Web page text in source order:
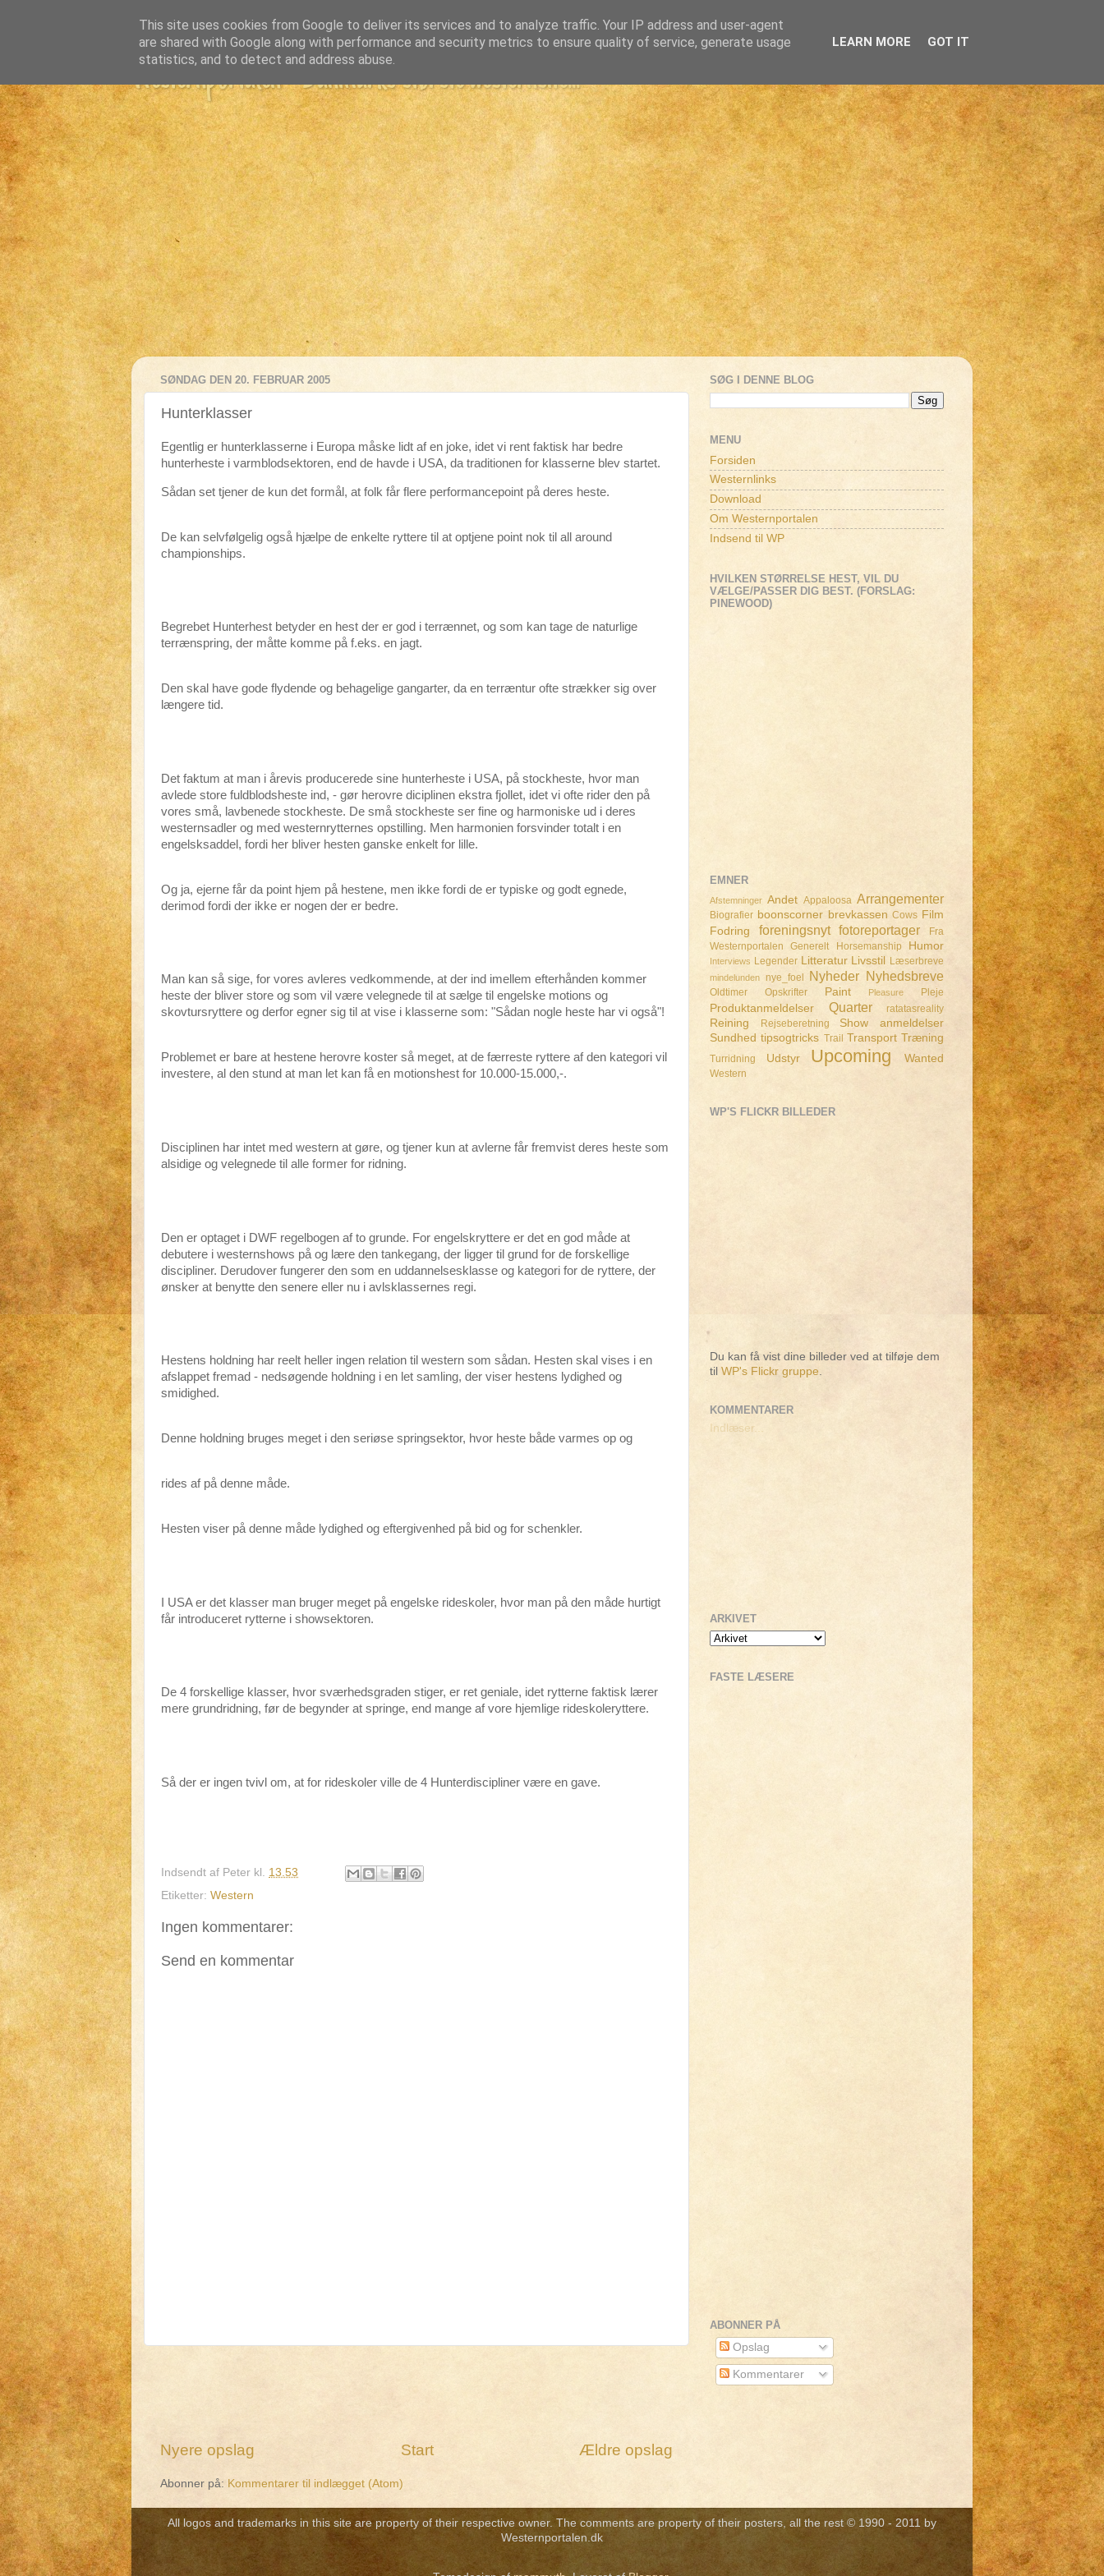
Westernportalen - Danmarks største westernsite...
SØNDAG DEN 20. FEBRUAR 2005
Hunterklasser
Egentlig er hunterklasserne i Europa måske lidt af en joke, idet vi rent faktisk har bedre
hunterheste i varmblodsektoren, end de havde i USA, da traditionen for klasserne blev startet.
Sådan set tjener de kun det formål, at folk får flere performancepoint på deres heste.
De kan selvfølgelig også hjælpe de enkelte ryttere til at optjene point nok til all around
championships.
Begrebet Hunterhest betyder en hest der er god i terrænnet, og som kan tage de naturlige
terrænspring, der måtte komme på f.eks. en jagt.
Den skal have gode flydende og behagelige gangarter, da en terræntur ofte strækker sig over
længere tid.
Det faktum at man i årevis producerede sine hunterheste i USA, på stockheste, hvor man
avlede store fuldblodsheste ind, - gør herovre diciplinen ekstra fjollet, idet vi ofte rider den på
vores små, lavbenede stockheste. De små stockheste ser fine og harmoniske ud i deres
westernsadler og med westernrytternes opstilling. Men harmonien forsvinder totalt i en
engelsksaddel, fordi her bliver hesten ganske enkelt for lille.
Og ja, ejerne får da point hjem på hestene, men ikke fordi de er typiske og godt egnede,
derimod fordi der ikke er nogen der er bedre.
Man kan så sige, for vores avleres vedkommende, at der ind imellem efterhånden kommer
heste der bliver store og som vil være velegnede til at sælge til engelske motions og
skovtursryttere og derfor egner sig til at vise i klasserne som: "Sådan nogle heste har vi også"!
Problemet er bare at hestene herovre koster så meget, at de færreste ryttere af den kategori vil
investere, al den stund at man let kan få en motionshest for 10.000-15.000,-.
Disciplinen har intet med western at gøre, og tjener kun at avlerne får fremvist deres heste som
alsidige og velegnede til alle former for ridning.
Den er optaget i DWF regelbogen af to grunde. For engelskryttere er det en god måde at
debutere i westernshows på og lære den tankegang, der ligger til grund for de forskellige
discipliner. Derudover fungerer den som en uddannelsesklasse og kategori for de ryttere, der
ønsker at benytte den senere eller nu i avlsklassernes regi.
Hestens holdning har reelt heller ingen relation til western som sådan. Hesten skal vises i en
afslappet fremad - nedsøgende holdning i en let samling, der viser hestens lydighed og
smidighed.
Denne holdning bruges meget i den seriøse springsektor, hvor heste både varmes op og
rides af på denne måde.
Hesten viser på denne måde lydighed og eftergivenhed på bid og for schenkler.
I USA er det klasser man bruger meget på engelske rideskoler, hvor man på den måde hurtigt
får introduceret rytterne i showsektoren.
De 4 forskellige klasser, hvor sværhedsgraden stiger, er ret geniale, idet rytterne faktisk lærer
mere grundridning, før de begynder at springe, end mange af vore hjemlige rideskoleryttere.
Så der er ingen tvivl om, at for rideskoler ville de 4 Hunterdiscipliner være en gave.
Indsendt af Peter kl. 13.53
Etiketter: Western
Ingen kommentarer:
Send en kommentar
Nyere opslag Ældre opslag
Start
Abonner på: Kommentarer til indlægget (Atom)
SØG I DENNE BLOG
MENU
Forsiden
Westernlinks
Download
Om Westernportalen
Indsend til WP
HVILKEN STØRRELSE HEST, VIL DU
VÆLGE/PASSER DIG BEST. (FORSLAG:
PINEWOOD)
EMNER
Afstemninger Andet Appaloosa Arrangementer
Biografier boonscorner brevkassen Cows Film
Fodring
foreningsnyt fotoreportager
Fra
Westernportalen
Generelt Horsemanship Humor
Interviews Legender Litteratur Livsstil Læserbreve
mindelunden nye_foel Nyheder Nyhedsbreve
Oldtimer Opskrifter Paint Pleasure Pleje
Produktanmeldelser Quarter ratatasreality
Reining Rejseberetning
Show anmeldelser
Sundhed tipsogtricks Trail Transport Træning
Turridning Udstyr Upcoming Wanted
Western
WP'S FLICKR BILLEDER
Du kan få vist dine billeder ved at tilføje dem
til WP's Flickr gruppe
KOMMENTARER
Indlæser...
ARKIVET
FASTE LÆSERE
ABONNER PÅ
Opslag
Kommentarer
All logos and trademarks in this site are property of their respective owner. The comments are property of their posters, all the rest © 1990 - 2011 by
Westernportalen.dk
This site uses cookies from Google to deliver its services and to analyze traffic. Your IP address and user-agent
are shared with Google along with performance and security metrics to ensure quality of service, generate usage
statistics, and to detect and address abuse.
LEARN MORE GOT IT